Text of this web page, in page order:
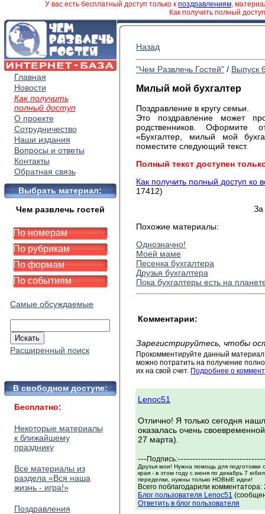
У вас есть бесплатный доступ только к поздравлениям,
Как получить полный
Главная
Новости
Как получить
полный доступ
О проекте
Сотрудничество
Наши издания
Вопросы и ответы
Контакты
Обратная связь
Выбрать материал:
Чем развлечь гостей
По номерам
По рубрикам
По формам
По событиям
Самые обсуждаемые
Расширенный поиск
В свободном доступе:
Бесплатно:
Некоторые материалы
к ближайшему
празднику
Все материалы из
раздела «Вся наша
жизнь - игра!»
Поздравления
Назад
"Чем Развлечь Гостей" / Выпуск
Милый мой бухгалтер
Поздравление в кругу семьи.
Это поздравление может
родственников. Оформите
«Бухгалтер, милый мой
поместите следующий текст.
Полный текст доступен
Как получить полный доступ ко
17412)
За
Похожие материалы:
Однозначно!
Моей маме
Песенка бухгалтера
Друзья бухгалтера
Пока бухгалтеры есть на
Комментарии:
Зарегистрируйтесь, чтобы
Прокомментируйте данный
можно потратить на получение
их на свой счет. Подробнее о
Lenoc51
Отлично! Я только сегодня
оказалась очень
27 марта).
--- Подпись:
Друзья мои! Нужна помощь для подготовки
края - в этом году с июня по декабрь 7
переделки, нужны только НОВЫЕ идеи!
Всего поблагодарили
Блог пользователя Lenoc51
Ответить в блог пользователя